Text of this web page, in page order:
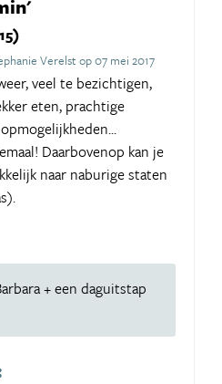
Verelst op 07 mei 2017
veel te bezichtigen,
eten, prachtige
Daarbovenop kan je
naar naburige staten
+ een daguitstap